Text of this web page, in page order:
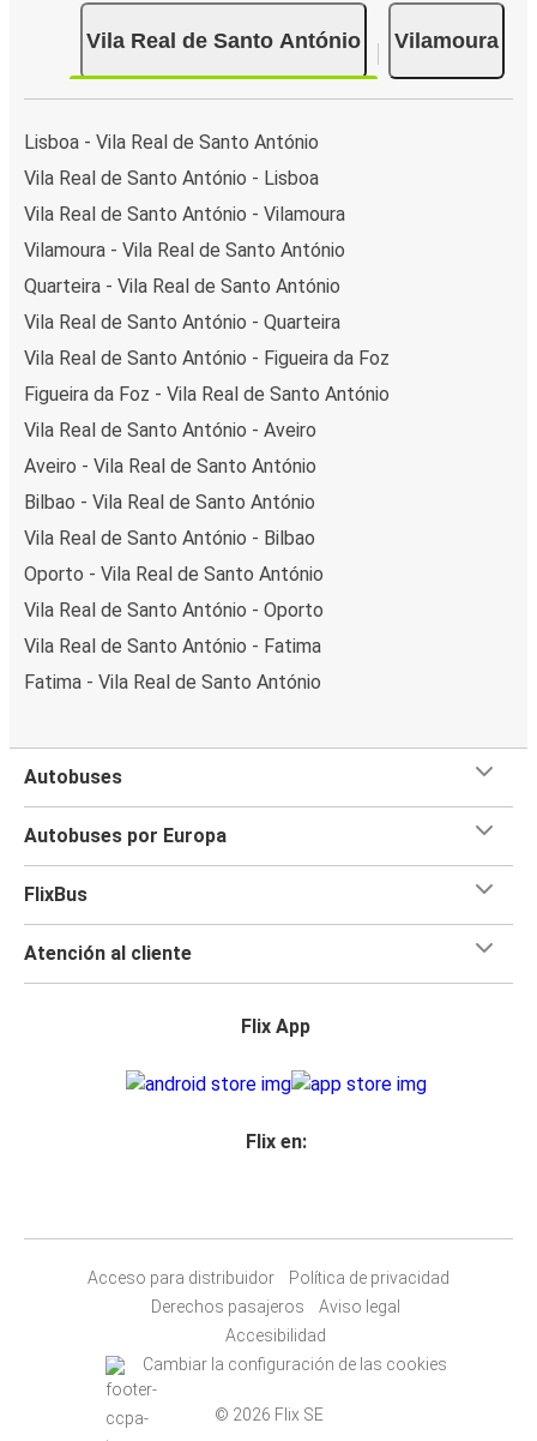
Vila Real de Santo António Vilamoura
Lisboa - Vila Real de Santo António
Vila Real de Santo António - Lisboa
Vila Real de Santo António - Vilamoura
Vilamoura - Vila Real de Santo António
Quarteira - Vila Real de Santo António
Vila Real de Santo António - Quarteira
Vila Real de Santo António - Figueira da Foz
Figueira da Foz - Vila Real de Santo António
Vila Real de Santo António - Aveiro
Aveiro - Vila Real de Santo António
Bilbao - Vila Real de Santo António
Vila Real de Santo António - Bilbao
Oporto - Vila Real de Santo António
Vila Real de Santo António - Oporto
Vila Real de Santo António - Fatima
Fatima - Vila Real de Santo António
Autobuses
Autobuses por Europa
FlixBus
Atención al cliente
Flix App
Flix en:
Acceso para distribuidor
Política de privacidad
Derechos pasajeros
Aviso legal
Accesibilidad
Cambiar la configuración de las cookies
© 2026 Flix SE